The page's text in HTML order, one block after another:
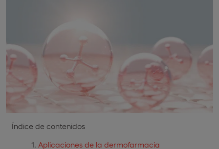
Índice de contenidos
Aplicaciones de la dermofarmacia